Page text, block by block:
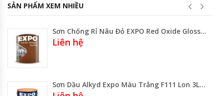
SẢN PHẨM XEM NHIỀU
Sơn Chống Rỉ Nâu Đỏ EXPO Red Oxide Gloss Lon 800ml- Lon 3 Lít – Thùng 17.75 Lít
Liên hệ
Sơn Dầu Alkyd Expo Màu Trắng F111 Lon 3Lít -Lon 800ml- Thùng 17.75 Lít